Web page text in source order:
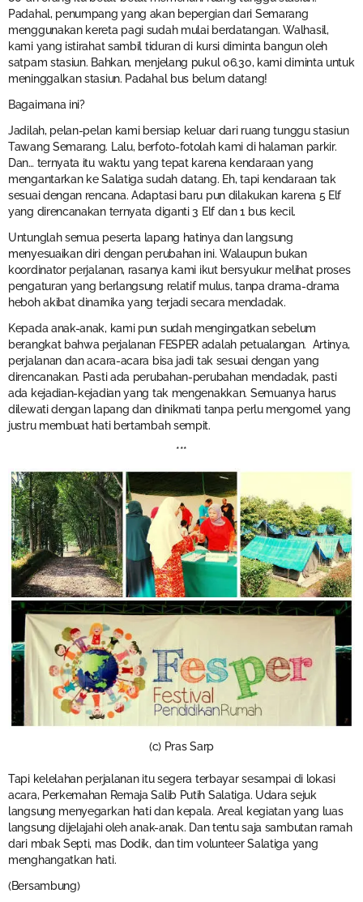
Padahal, penumpang yang akan bepergian dari Semarang
menggunakan kereta pagi sudah mulai berdatangan. Walhasil,
kami yang istirahat sambil tiduran di kursi diminta bangun oleh
satpam stasiun. Bahkan, menjelang pukul 06.30, kami diminta untuk
meninggalkan stasiun. Padahal bus belum datang!
Bagaimana ini?
Jadilah, pelan-pelan kami bersiap keluar dari ruang tunggu stasiun
Tawang Semarang. Lalu, berfoto-fotolah kami di halaman parkir.
Dan… ternyata itu waktu yang tepat karena kendaraan yang
mengantarkan ke Salatiga sudah datang. Eh, tapi kendaraan tak
sesuai dengan rencana. Adaptasi baru pun dilakukan karena 5 Elf
yang direncanakan ternyata diganti 3 Elf dan 1 bus kecil.
Untunglah semua peserta lapang hatinya dan langsung
menyesuaikan diri dengan perubahan ini. Walaupun bukan
koordinator perjalanan, rasanya kami ikut bersyukur melihat proses
pengaturan yang berlangsung relatif mulus, tanpa drama-drama
heboh akibat dinamika yang terjadi secara mendadak.
Kepada anak-anak, kami pun sudah mengingatkan sebelum
berangkat bahwa perjalanan FESPER adalah petualangan. Artinya,
perjalanan dan acara-acara bisa jadi tak sesuai dengan yang
direncanakan. Pasti ada perubahan-perubahan mendadak, pasti
ada kejadian-kejadian yang tak mengenakkan. Semuanya harus
dilewati dengan lapang dan dinikmati tanpa perlu mengomel yang
justru membuat hati bertambah sempit.
***
(c) Pras Sarp
Tapi kelelahan perjalanan itu segera terbayar sesampai di lokasi
acara, Perkemahan Remaja Salib Putih Salatiga. Udara sejuk
langsung menyegarkan hati dan kepala. Areal kegiatan yang luas
langsung dijelajahi oleh anak-anak. Dan tentu saja sambutan ramah
dari mbak Septi, mas Dodik, dan tim volunteer Salatiga yang
menghangatkan hati.
(Bersambung)